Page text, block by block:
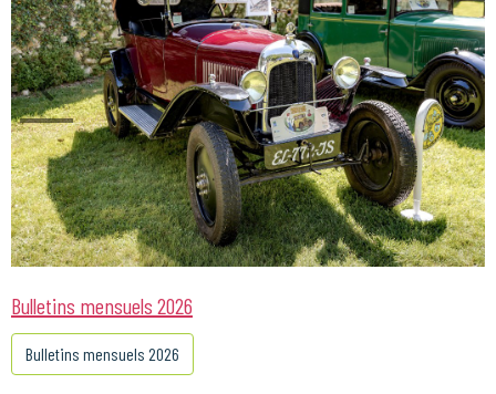
Bulletins mensuels 2026
Bulletins mensuels 2026